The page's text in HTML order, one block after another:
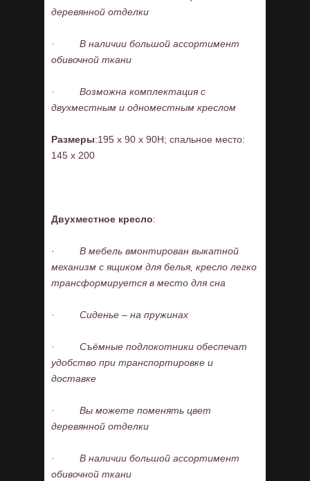
деревянной отделки
· В наличии большой ассортимент
обивочной ткани
· Возможна комплектация с
двухместным и одноместным креслом
Размеры:195 x 90 x 90H; спальное место:
145 x 200
Двухместное кресло:
·
В мебель вмонтирован выкатной
механизм с ящиком для белья, кресло легко
трансформируется в место для сна
· Сиденье – на пружинах
· Съёмные подлокотники обеспечат
удобство при транспортировке и
доставке
· Вы можете поменять цвет
деревянной отделки
· В наличии большой ассортимент
обивочной ткани